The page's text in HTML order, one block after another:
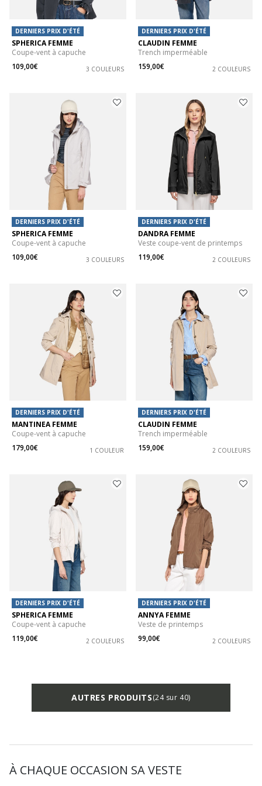
DERNIERS PRIX D'ÉTÉ
SPHERICA FEMME
Coupe-vent à capuche
109,00€
3 COULEURS
DERNIERS PRIX D'ÉTÉ
CLAUDIN FEMME
Trench imperméable
159,00€
2 COULEURS
DERNIERS PRIX D'ÉTÉ
SPHERICA FEMME
Coupe-vent à capuche
109,00€
3 COULEURS
DERNIERS PRIX D'ÉTÉ
DANDRA FEMME
Veste coupe-vent de printemps
119,00€
2 COULEURS
DERNIERS PRIX D'ÉTÉ
MANTINEA FEMME
Coupe-vent à capuche
179,00€
1 COULEUR
DERNIERS PRIX D'ÉTÉ
CLAUDIN FEMME
Trench imperméable
159,00€
2 COULEURS
DERNIERS PRIX D'ÉTÉ
SPHERICA FEMME
Coupe-vent à capuche
119,00€
2 COULEURS
DERNIERS PRIX D'ÉTÉ
ANNYA FEMME
Veste de printemps
99,00€
2 COULEURS
AUTRES PRODUITS(24 sur 40)
À CHAQUE OCCASION SA VESTE